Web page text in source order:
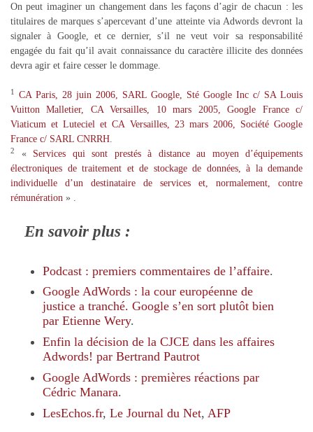
On peut imaginer un changement dans les façons d’agir de chacun : les
titulaires de marques s’apercevant d’une atteinte via Adwords devront la
signaler à Google, et ce dernier, s’il ne veut voir sa responsabilité
engagée du fait qu’il avait connaissance du caractère illicite des données
devra agir et faire cesser le dommage.
1
CA Paris, 28 juin 2006, SARL Google, Sté Google Inc c/ SA Louis
Vuitton Malletier, CA Versailles, 10 mars 2005, Google France c/
Viaticum et Luteciel et CA Versailles, 23 mars 2006, Société Google
France c/ SARL CNRRH
2 « Services qui sont prestés à distance au moyen d’équipements
électroniques de traitement et de stockage de données, à la demande
individuelle d’un destinataire de services et, normalement, contre
rémunération » .
En savoir plus :
Podcast : premiers commentaires de l’affaire.
Google AdWords : la cour européenne de
justice a tranché. Google s’en sort plutôt bien
par Etienne Wery.
Enfin la décision de la CJCE dans les affaires
Adwords! par Bertrand Pautrot
Google AdWords : premières réactions par
Cédric Manara.
LesEchos.fr,Le Journal du Net, AFP